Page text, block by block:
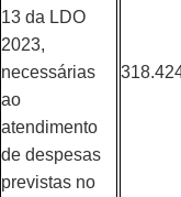
13 da LDO
2023,
necessárias
ao
atendimento
de despesas
previstas no